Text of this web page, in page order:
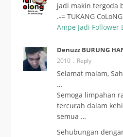
jadi makin tergoda
.-= TUKANG
Ampe Jadi Follower
Denuzz BURUNG
2010
Reply
Selamat malam,
…
Semoga limpahan
tercurah dalam
semua …
Sehubungan